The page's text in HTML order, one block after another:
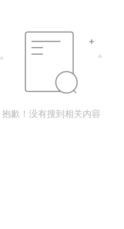
抱歉！没有搜到相关内容